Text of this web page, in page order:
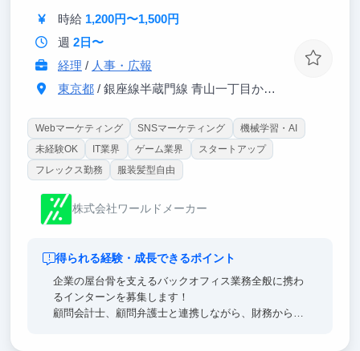
時給 1,200円〜1,500円
週 2日〜
経理 / 人事・広報
東京都/ 銀座線半蔵門線 青山一丁目から3分
Webマーケティング SNSマーケティング
機械学習・AI
未経験OK
IT業界 ゲーム業界
スタートアップ
フレックス勤務
服装髪型自由
株式会社ワールドメーカー
得られる経験・成長できるポイント
企業の屋台骨を支えるバックオフィス業務全般に携わ
るインターンを募集します！
顧問会計士、顧問弁護士と連携しながら、財務から広